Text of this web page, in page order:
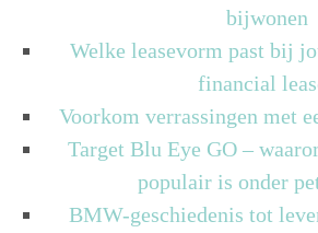
bijwonen
Welke leasevorm past bij
financial
Voorkom verrassingen met
Target Blu Eye GO –
populair is onder
BMW-geschiedenis tot